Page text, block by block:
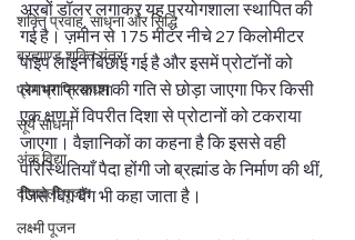
शक्ति प्रवाह, साधना और सिद्धि
ब्रह्माण्ड शक्ति यंत्र
प्रेम प्राप्ति साधना
सूर्य साधना
अंक विद्या
दीपावली पूजन
लक्ष्मी पूजन
अरबों डॉलर लगाकर यह प्रयोगशाला स्थापित की
गई है। ज़मीन से 175 मीटर नीचे 27 किलोमीटर
पाइप लाइन बिछाई गई है और इसमें प्रोटॉनों को
लगभग प्रकाश की गति से छोड़ा जाएगा फिर किसी
एक क्षण में विपरीत दिशा से प्रोटानों को टकराया
जाएगा। वैज्ञानिकों का कहना है कि इससे वही
परिस्थितियाँ पैदा होंगी जो ब्रह्मांड के निर्माण की थीं,
जिसे बिग बैंग भी कहा जाता है।